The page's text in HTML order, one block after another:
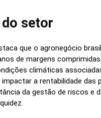
setor
que o agronegócio
de margens
climáticas
a rentabilidade das
da gestão de riscos e